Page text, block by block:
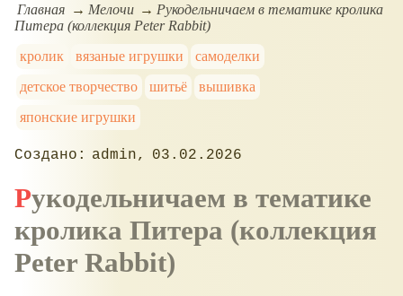
Главная Мелочи
Рукодельничаем в тематике кролика
Питера (коллекция Peter Rabbit)
кролик
вязаные игрушки
самоделки
детское творчество
шитьё
вышивка
японские игрушки
admin 03.02.2026
Рукодельничаем в тематике
кролика Питера (коллекция
Peter Rabbit)